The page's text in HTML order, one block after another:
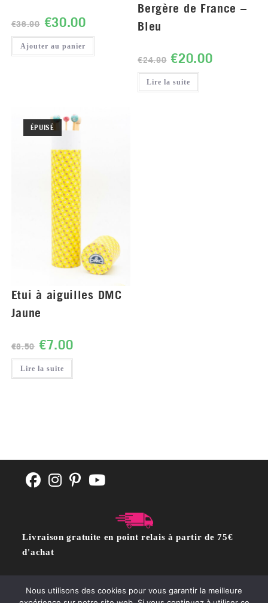
€36.90 €30.00
Ajouter au panier
Bergère de France –
Bleu
€24.90 €20.00
Lire la suite
ÉPUISÉ
Etui à aiguilles DMC
Jaune
€8.50 €7.00
Lire la suite
Livraison gratuite en point relais à partir de 75€
d'achat
CGV POLITIQUE DE CONFIDENTIALITÉ Contact
Nous utilisons des cookies pour vous garantir la meilleure